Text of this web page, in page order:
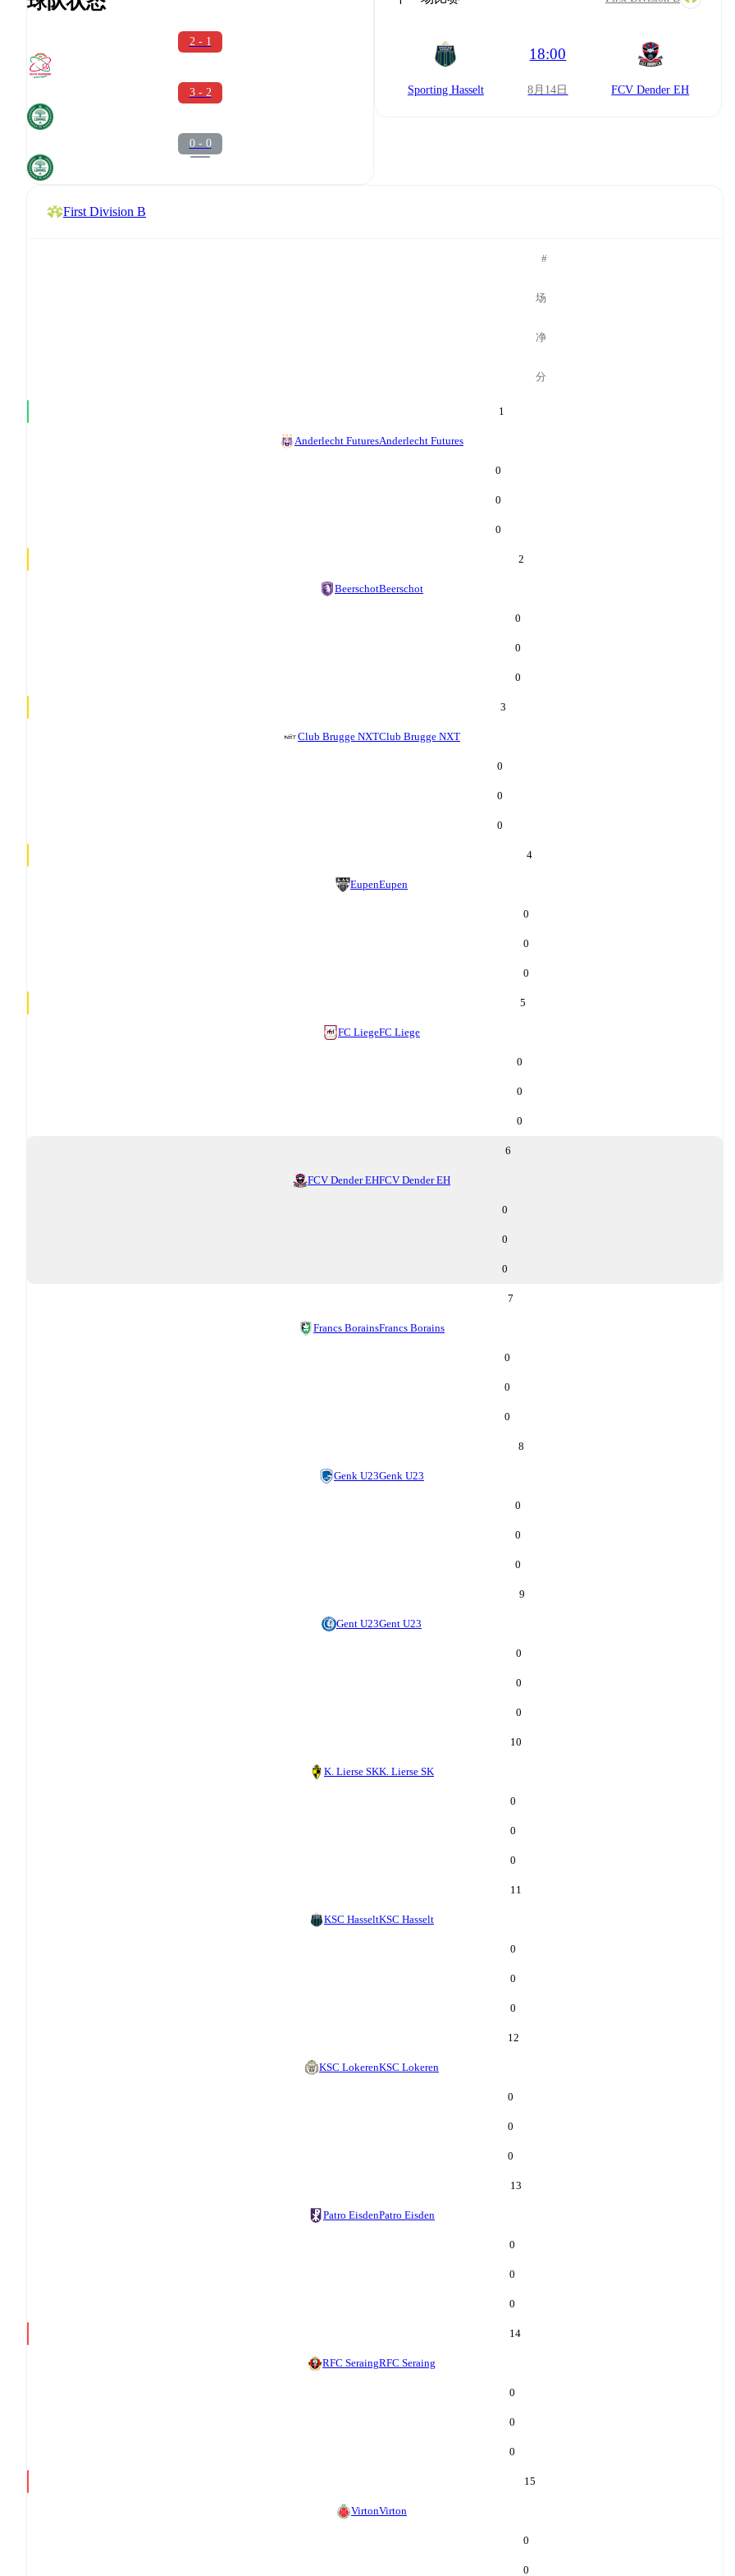
2 - 1
3 - 2
0 - 0
Sporting Hasselt
18:00
8月14日 FCV Dender EH
First Division B
#
场
净
分
1
Anderlecht FuturesAnderlecht Futures
0
0
0
2
BeerschotBeerschot
0
0
0
3
Club Brugge NXTClub Brugge NXT
0
0
0
4
EupenEupen
0
0
0
5
FC LiegeFC Liege
0
0
0
6
FCV Dender EHFCV Dender EH
0
0
0
7
Francs BorainsFrancs Borains
0
0
0
8
Genk U23Genk U23
0
0
0
9
Gent U23Gent U23
0
0
0
10
K. Lierse SKK. Lierse SK
0
0
0
11
KSC HasseltKSC Hasselt
0
0
0
12
KSC LokerenKSC Lokeren
0
0
0
13
Patro EisdenPatro Eisden
0
0
0
14
RFC SeraingRFC Seraing
0
0
0
15
VirtonVirton
0
0